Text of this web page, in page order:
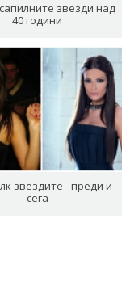
звезди над
40 години
звездите - преди и
сега